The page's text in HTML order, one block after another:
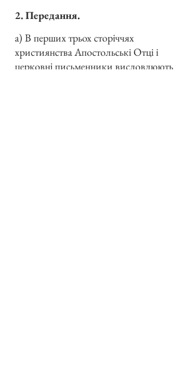
2. Передання.
а) В перших трьох сторіччях
християнства Апостольські Отці і
церковні письменники висловлюють